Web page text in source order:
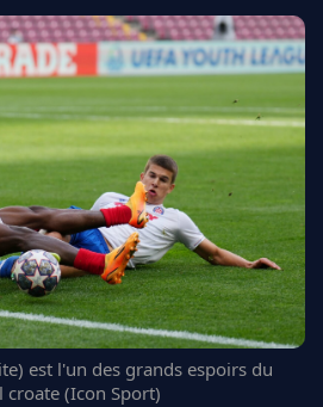
est l'un des grands espoirs du
croate (Icon Sport)